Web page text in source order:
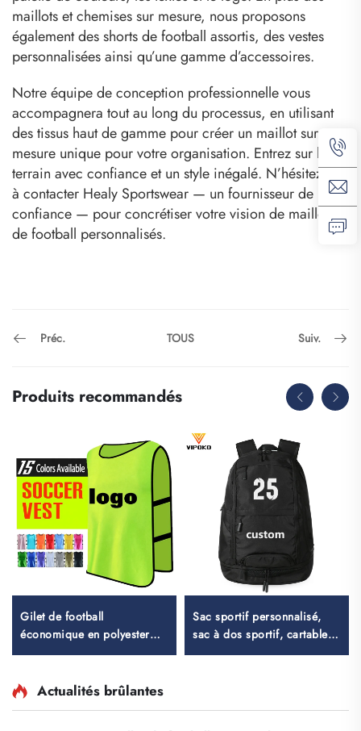
maillots et chemises sur mesure, nous proposons
également des shorts de football assortis, des vestes
personnalisées ainsi qu’une gamme d’accessoires.
Notre équipe de conception professionnelle vous
accompagnera tout au long du processus, en utilisant
des tissus haut de gamme pour créer un maillot sur
mesure unique pour votre organisation. Entrez sur le
terrain avec confiance et un style inégalé. N’hésitez pas
à contacter Healy Sportswear — un fournisseur de
confiance — pour concrétiser votre vision de maillots
de football personnalisés.
Préc. TOUS Suiv.
Produits recommandés
Gilet de football
économique en polyester
100 %, best-seller, en maille
d'entraînement pour le
Sac sportif personnalisé,
sac à dos sportif, cartables
scolaires, sac à dos de
Actualités brûlantes